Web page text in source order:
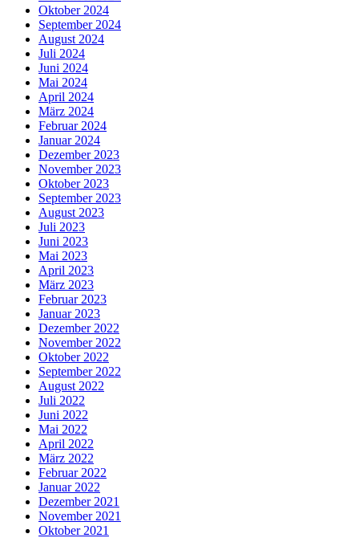
Oktober 2024
September 2024
August 2024
Juli 2024
Juni 2024
Mai 2024
April 2024
März 2024
Februar 2024
Januar 2024
Dezember 2023
November 2023
Oktober 2023
September 2023
August 2023
Juli 2023
Juni 2023
Mai 2023
April 2023
März 2023
Februar 2023
Januar 2023
Dezember 2022
November 2022
Oktober 2022
September 2022
August 2022
Juli 2022
Juni 2022
Mai 2022
April 2022
März 2022
Februar 2022
Januar 2022
Dezember 2021
November 2021
Oktober 2021